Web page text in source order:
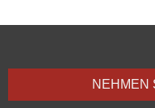
NEHMEN